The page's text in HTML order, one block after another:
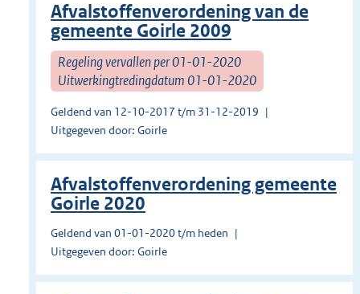
Afvalstoffenverordening van de
gemeente Goirle 2009
Regeling vervallen per 01-01-2020
Uitwerkingtredingdatum 01-01-2020
Geldend van 12-10-2017 t/m 31-12-2019
Uitgegeven door: Goirle
Afvalstoffenverordening gemeente
Goirle 2020
Geldend van 01-01-2020 t/m heden
Uitgegeven door: Goirle